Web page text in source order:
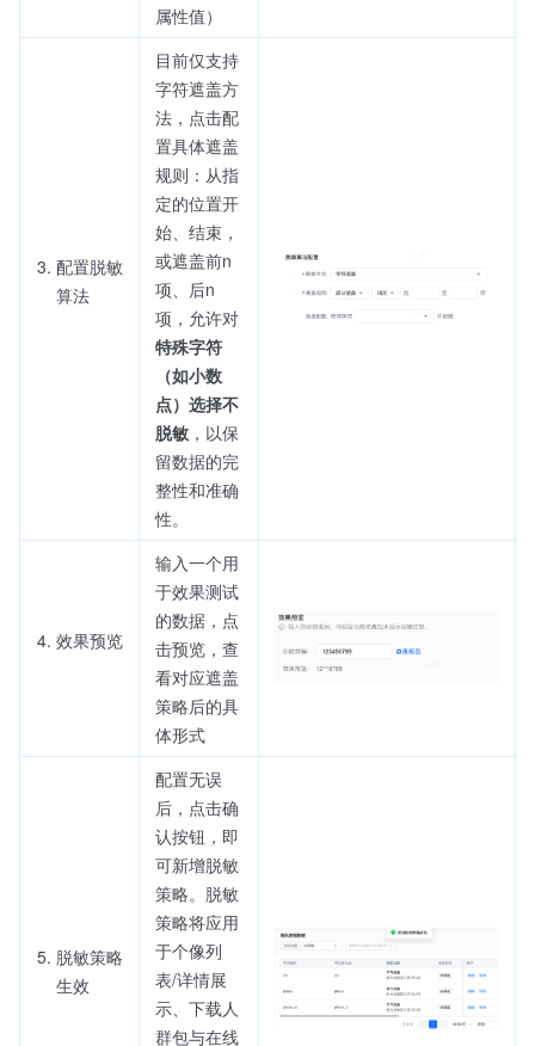
属性值）
配置脱敏
算法
目前仅支持
字符遮盖方
法，点击配
置具体遮盖
规则：从指
定的位置开
始、结束，
或遮盖前n
项、后n
项，允许对
特殊字符
（如小数
点）选择不
脱敏 ，以保
留数据的完
整性和准确
性。
效果预览
输入一个用
于效果测试
的数据，点
击预览，查
看对应遮盖
策略后的具
体形式
脱敏策略
生效
配置无误
后，点击确
认按钮，即
可新增脱敏
策略。脱敏
策略将应用
于个像列
表/详情展
示、下载人
群包与在线